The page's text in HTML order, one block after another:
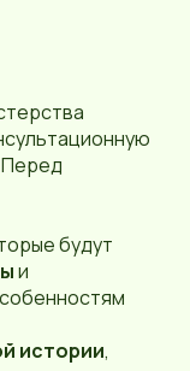
Перед
будут
и
истории,